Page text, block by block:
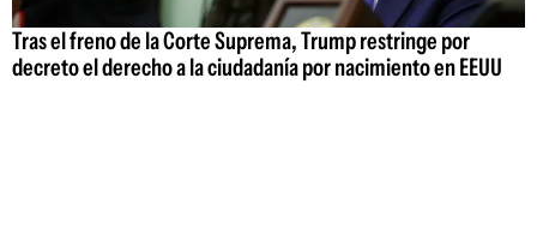
Tras el freno de la Corte Suprema, Trump restringe por
decreto el derecho a la ciudadanía por nacimiento en EEUU